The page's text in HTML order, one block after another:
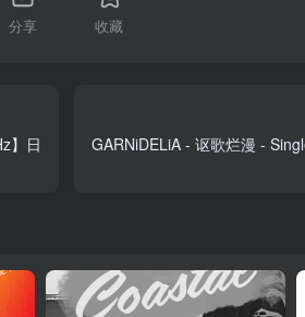
分享 收藏
】日
GARNiDELiA - 讴歌烂漫 -